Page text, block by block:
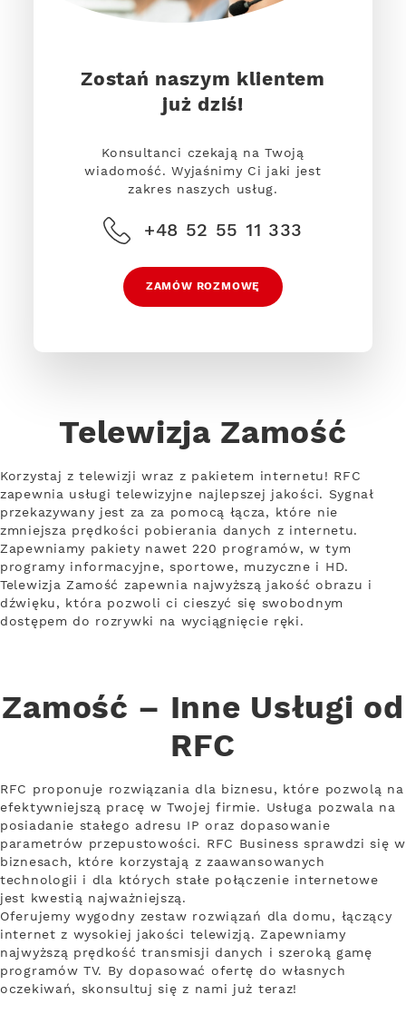
Zostań naszym klientem
już dziś!
Konsultanci czekają na Twoją
wiadomość. Wyjaśnimy Ci jaki jest
zakres naszych usług.
+48 52 55 11 333
ZAMÓW ROZMOWĘ
Telewizja Zamość
Korzystaj z telewizji wraz z pakietem internetu! RFC
zapewnia usługi telewizyjne najlepszej jakości. Sygnał
przekazywany jest za za pomocą łącza, które nie
zmniejsza prędkości pobierania danych z internetu.
Zapewniamy pakiety nawet 220 programów, w tym
programy informacyjne, sportowe, muzyczne i HD.
Telewizja Zamość zapewnia najwyższą jakość obrazu i
dźwięku, która pozwoli ci cieszyć się swobodnym
dostępem do rozrywki na wyciągnięcie ręki.
Zamość – Inne Usługi od
RFC
RFC proponuje rozwiązania dla biznesu, które pozwolą na
efektywniejszą pracę w Twojej firmie. Usługa pozwala na
posiadanie stałego adresu IP oraz dopasowanie
parametrów przepustowości. RFC Business sprawdzi się w
biznesach, które korzystają z zaawansowanych
technologii i dla których stałe połączenie internetowe
jest kwestią najważniejszą.
Oferujemy wygodny zestaw rozwiązań dla domu, łączący
internet z wysokiej jakości telewizją. Zapewniamy
najwyższą prędkość transmisji danych i szeroką gamę
programów TV. By dopasować ofertę do własnych
oczekiwań, skonsultuj się z nami już teraz!